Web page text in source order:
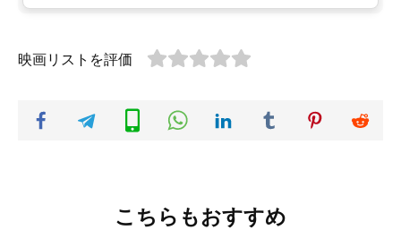
映画リストを評価
こちらもおすすめ